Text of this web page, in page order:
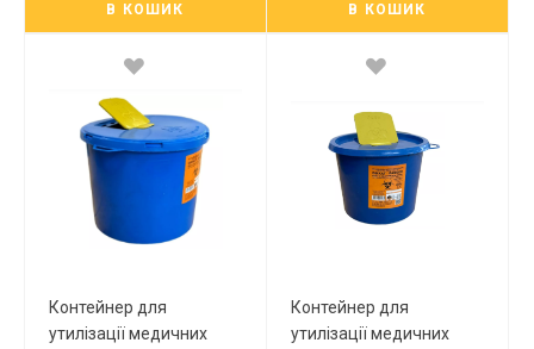
В КОШИК В КОШИК
Контейнер для
утилізації медичних
Контейнер для
утилізації медичних